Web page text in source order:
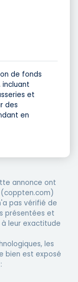
de fonds
incluant
et
des
en
annonce ont
pas vérifié de
présentées et
leur exactitude
les
bien est exposé